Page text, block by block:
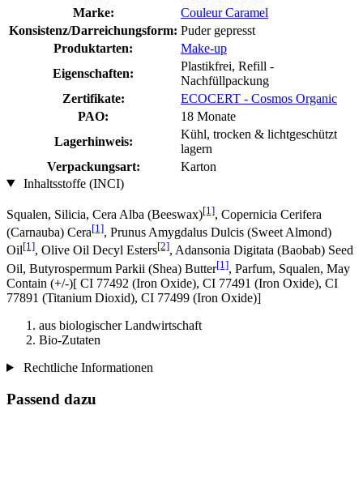
Marke:
Couleur Caramel
Konsistenz/Darreichungsform: Puder gepresst
Produktarten:
Make-up
Eigenschaften:
Plastikfrei, Refill -
Nachfüllpackung
Zertifikate:
ECOCERT - Cosmos Organic
PAO:
18 Monate
Lagerhinweis:
Kühl, trocken & lichtgeschützt
lagern
Verpackungsart:
Karton
Inhaltsstoffe (INCI)
Squalen, Silicia, Cera Alba (Beeswax)[1], Copernicia Cerifera
(Carnauba) Cera[1], Prunus Amygdalus Dulcis (Sweet Almond)
Oil[1], Olive Oil Decyl Esters[2], Adansonia Digitata (Baobab) Seed
Oil, Butyrospermum Parkii (Shea) Butter[1], Parfum, Squalen, May
Contain (+/-)[ CI 77492 (Iron Oxide), CI 77491 (Iron Oxide), CI
77891 (Titanium Dioxid), CI 77499 (Iron Oxide)]
aus biologischer Landwirtschaft
Bio-Zutaten
Rechtliche Informationen
Passend dazu